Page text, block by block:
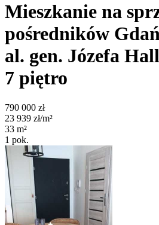
Mieszkanie na
pośredników
al. gen. Józefa
7 piętro
790 000 zł
23 939 zł/m²
33 m²
1 pok.